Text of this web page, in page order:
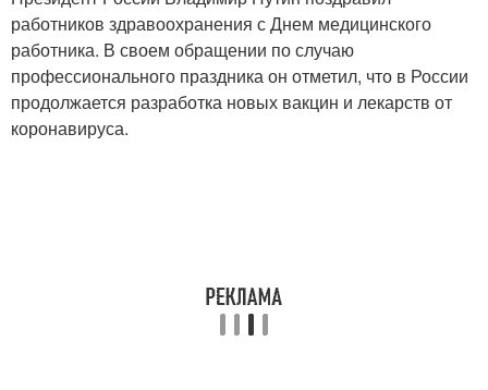
работников здравоохранения с Днем медицинского
работника. В своем обращении по случаю
профессионального праздника он отметил, что в России
продолжается разработка новых вакцин и лекарств от
коронавируса.